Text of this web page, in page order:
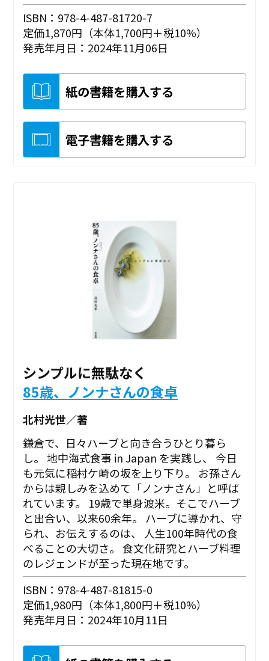
ISBN：978-4-487-81720-7
定価1,870円（本体1,700円＋税10%）
発売年月日：2024年11月06日
紙の書籍を購入する
電子書籍を購入する
シンプルに無駄なく
85歳、ノンナさんの食卓
北村光世／著
鎌倉で、日々ハーブと向き合うひとり暮ら
し。 地中海式食事 in Japan を実践し、 今日
も元気に稲村ケ崎の坂を上り下り――。 お孫さん
からは親しみを込めて「ノンナさん」と呼ば
れています。 19歳で単身渡米。そこでハーブ
と出合い、以来60余年。 ハーブに導かれ、守
られ、お伝えするのは、 人生100年時代の食
べることの大切さ。 食文化研究とハーブ料理
のレジェンドが至った現在地です。
ISBN：978-4-487-81815-0
定価1,980円（本体1,800円＋税10%）
発売年月日：2024年10月11日